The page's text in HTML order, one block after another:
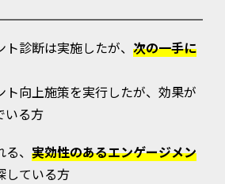
診断は実施したが、 次の一手に
ト向上施策を実行したが、効果が
いる方
、 実効性のあるエンゲージメン
している方